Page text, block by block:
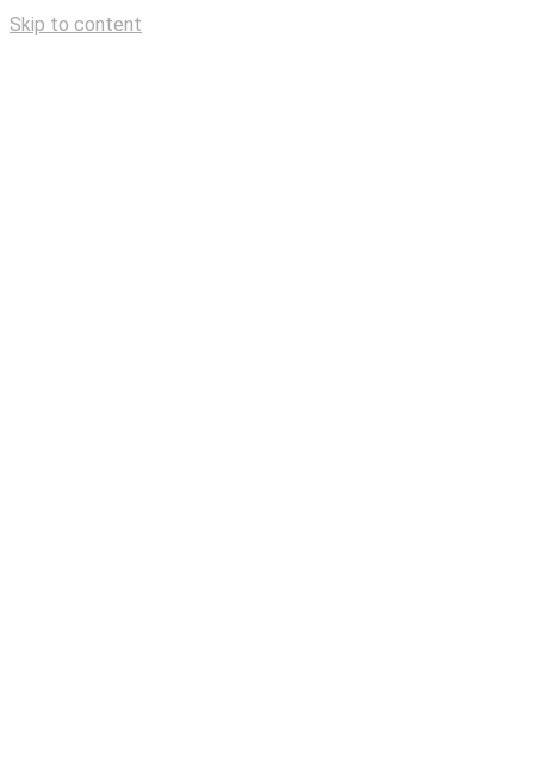
Skip to content